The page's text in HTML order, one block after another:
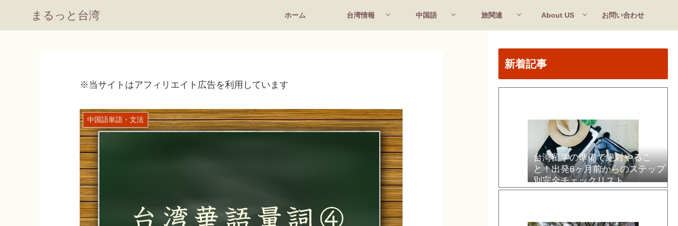
まるっと台湾 ホーム 台湾情報 中国語 旅関連 About US お問い合わせ
※当サイトはアフィリエイト広告を利用しています
中国語単語・文法
新着記事
台湾留学の準備で絶対やるこ
と！出発6ヶ月前からのステップ
別完全チェックリスト